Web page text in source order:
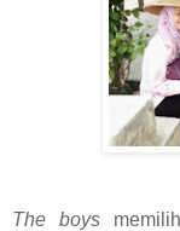
The boys